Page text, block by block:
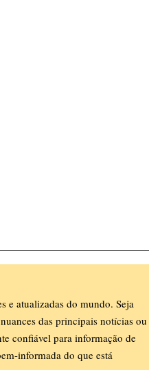
e atualizadas do mundo. Seja
das principais notícias ou
confiável para informação de
informada do que está